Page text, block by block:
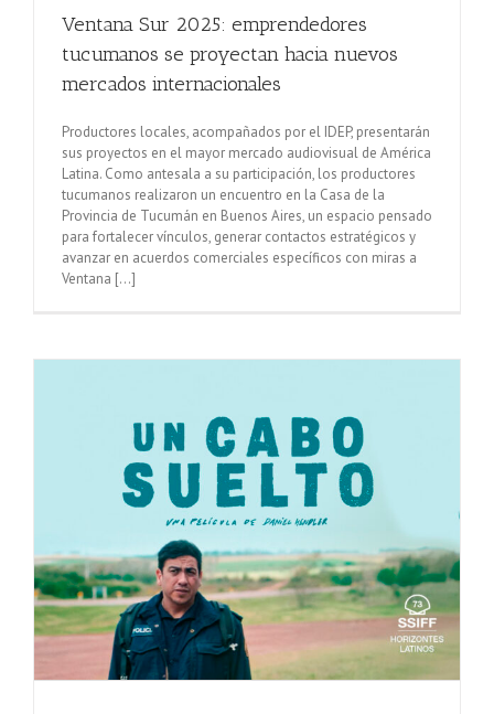
Ventana Sur 2025: emprendedores
tucumanos se proyectan hacia nuevos
mercados internacionales
Productores locales, acompañados por el IDEP, presentarán
sus proyectos en el mayor mercado audiovisual de América
Latina. Como antesala a su participación, los productores
tucumanos realizaron un encuentro en la Casa de la
Provincia de Tucumán en Buenos Aires, un espacio pensado
para fortalecer vínculos, generar contactos estratégicos y
avanzar en acuerdos comerciales específicos con miras a
Ventana [...]